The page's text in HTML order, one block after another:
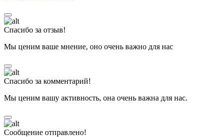
Спасибо за отзыв!
Мы ценим ваше мнение, оно очень важно для нас
Спасибо за комментарий!
Мы ценим вашу активность, она очень важна для нас.
Сообщение отправлено!